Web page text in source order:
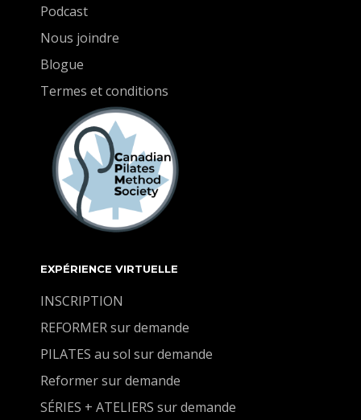
Podcast
Nous joindre
Blogue
Termes et conditions
EXPÉRIENCE VIRTUELLE
INSCRIPTION
REFORMER sur demande
PILATES au sol sur demande
Reformer sur demande
SÉRIES + ATELIERS sur demande